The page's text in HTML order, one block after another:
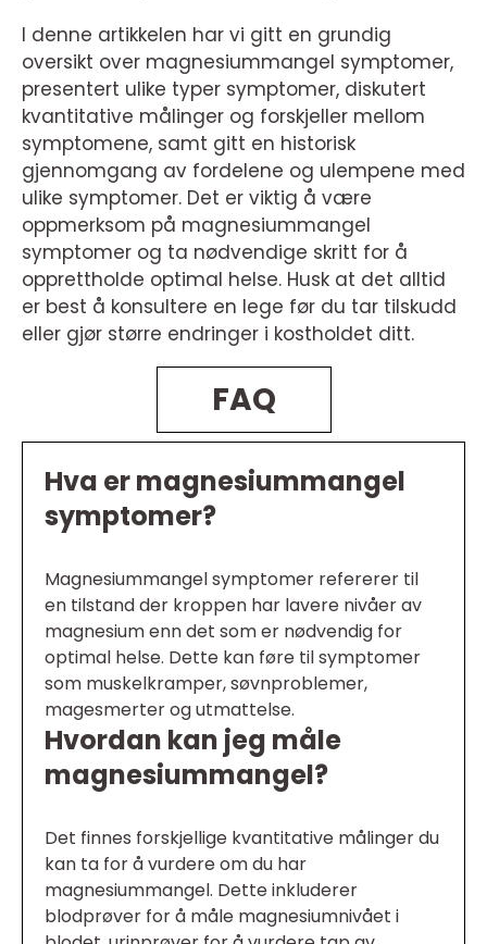
I denne artikkelen har vi gitt en grundig
oversikt over magnesiummangel symptomer,
presentert ulike typer symptomer, diskutert
kvantitative målinger og forskjeller mellom
symptomene, samt gitt en historisk
gjennomgang av fordelene og ulempene med
ulike symptomer. Det er viktig å være
oppmerksom på magnesiummangel
symptomer og ta nødvendige skritt for å
opprettholde optimal helse. Husk at det alltid
er best å konsultere en lege før du tar tilskudd
eller gjør større endringer i kostholdet ditt.
FAQ
Hva er magnesiummangel
symptomer?
Magnesiummangel symptomer refererer til
en tilstand der kroppen har lavere nivåer av
magnesium enn det som er nødvendig for
optimal helse. Dette kan føre til symptomer
som muskelkramper, søvnproblemer,
magesmerter og utmattelse.
Hvordan kan jeg måle
magnesiummangel?
Det finnes forskjellige kvantitative målinger du
kan ta for å vurdere om du har
magnesiummangel. Dette inkluderer
blodprøver for å måle magnesiumnivået i